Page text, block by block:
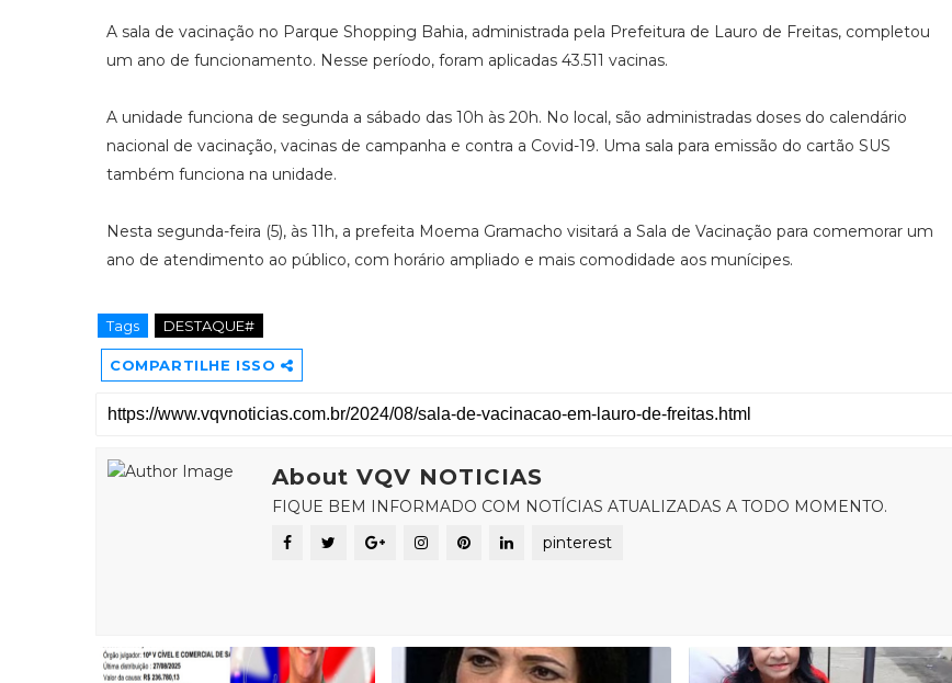
A sala de vacinação no Parque Shopping Bahia, administrada pela Prefeitura de Lauro de Freitas, completou
um ano de funcionamento. Nesse período, foram aplicadas 43.511 vacinas.
A unidade funciona de segunda a sábado das 10h às 20h. No local, são administradas doses do calendário
nacional de vacinação, vacinas de campanha e contra a Covid-19. Uma sala para emissão do cartão SUS
também funciona na unidade.
Nesta segunda-feira (5), às 11h, a prefeita Moema Gramacho visitará a Sala de Vacinação para comemorar um
ano de atendimento ao público, com horário ampliado e mais comodidade aos munícipes.
Tags DESTAQUE#
COMPARTILHE ISSO
About VQV NOTICIAS
FIQUE BEM INFORMADO COM NOTÍCIAS ATUALIZADAS A TODO MOMENTO.
pinterest